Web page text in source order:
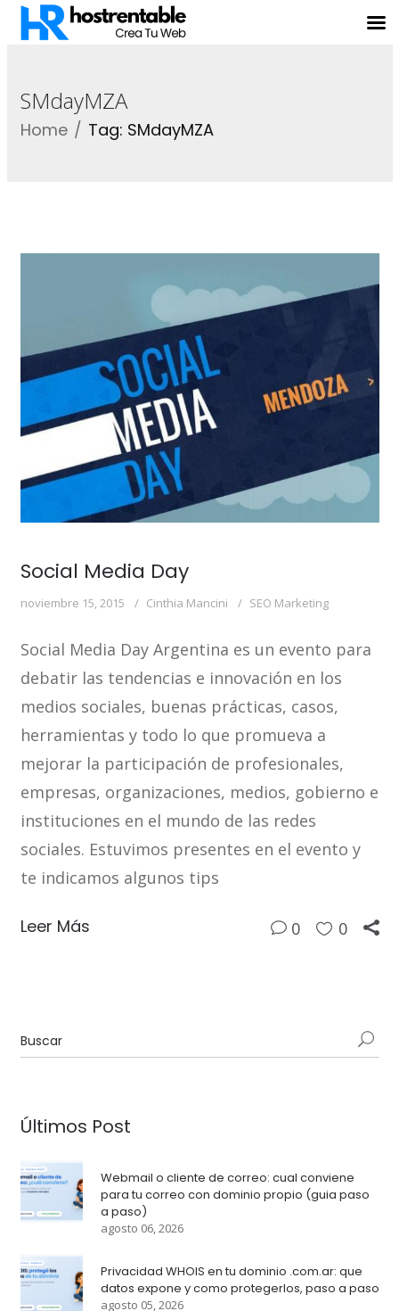
SMdayMZA
Home Tag: SMdayMZA
Social Media Day
noviembre 15, 2015 Cinthia Mancini SEO Marketing
Social Media Day Argentina es un evento para
debatir las tendencias e innovación en los
medios sociales, buenas prácticas, casos,
herramientas y todo lo que promueva a
mejorar la participación de profesionales,
empresas, organizaciones, medios, gobierno e
instituciones en el mundo de las redes
sociales. Estuvimos presentes en el evento y
te indicamos algunos tips
Leer Más 0 0
Últimos Post
Webmail o cliente de correo: cual conviene
para tu correo con dominio propio (guia paso
a paso)
agosto 06, 2026
Privacidad WHOIS en tu dominio .com.ar: que
datos expone y como protegerlos, paso a paso
agosto 05, 2026